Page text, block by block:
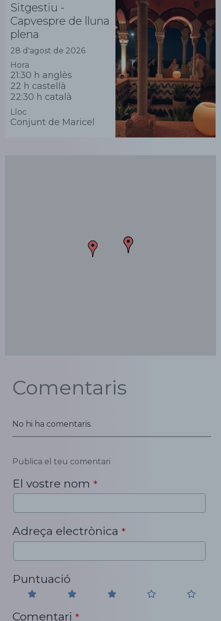
Sitgestiu -
Capvespre de lluna
plena
28 d'agost de 2026
Hora
21:30 h anglès
22 h castellà
22:30 h català
Lloc
Conjunt de Maricel
Comentaris
No hi ha comentaris.
Publica el teu comentari
El vostre nom *
Adreça electrònica *
Puntuació
Comentari *